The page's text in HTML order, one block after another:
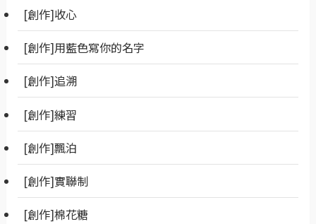
[創作]收心
[創作]用藍色寫你的名字
[創作]追溯
[創作]練習
[創作]飄泊
[創作]實聯制
[創作]棉花糖